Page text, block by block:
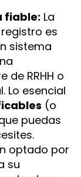
fiable: La
es
sistema
de RRHH o
Lo esencial
(o
puedas
optado por
su